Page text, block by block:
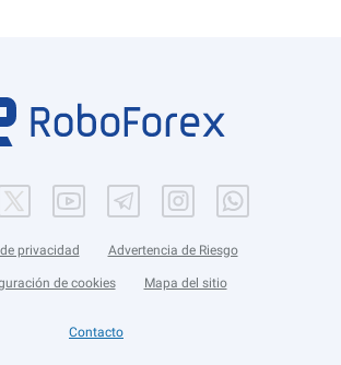
privacidad Advertencia de Riesgo
de cookies Mapa del sitio
Contacto